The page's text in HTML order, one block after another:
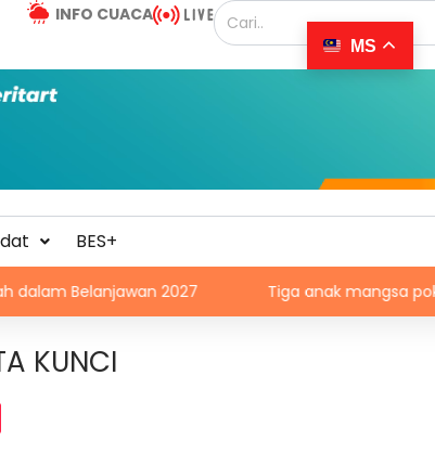
INFO CUACA
BES+
2027 Tiga anak mangsa pokok tumbang
KUNCI
MS